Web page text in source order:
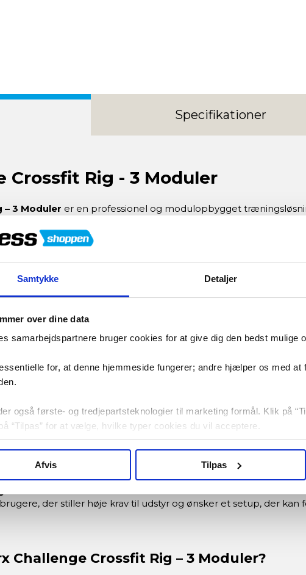
Samtykke Detaljer
over dine data
samarbejdspartnere bruger cookies for at give dig den bedst mulige
for, at denne hjemmeside fungerer; andre hjælper os med
også første- og tredjepartsteknologier til marketing formål. Klik på
“Tilpas” for at vælge, hvilke typer cookies du vil acceptere.
Afvis Tilpas
Specifikationer
Crossfit Rig - 3 Moduler
– 3 Moduler er en professionel og modulopbygget
Med tre moduler og en kraftig stålkonstruktion får du en
3 moduler
som giver stor frihed til at opbygge og udvide dit
med en materialetykkelse på 3,2 mm, der sikrer
270 cm i højden, 412,5 cm i længden og 190 cm i dybden er
crossfit- og kropsvægtsøvelser og kan udvides med
der stiller høje krav til udstyr og ønsker et setup, der
Challenge Crossfit Rig – 3 Moduler?